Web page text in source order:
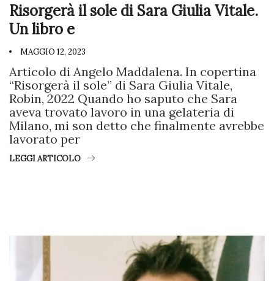
Risorgerà il sole di Sara Giulia Vitale.
Un libro e
MAGGIO 12, 2023
Articolo di Angelo Maddalena. In copertina
“Risorgerà il sole” di Sara Giulia Vitale,
Robin, 2022 Quando ho saputo che Sara
aveva trovato lavoro in una gelateria di
Milano, mi son detto che finalmente avrebbe
lavorato per
LEGGI ARTICOLO